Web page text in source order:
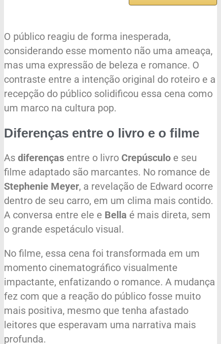
O público reagiu de forma inesperada,
considerando esse momento não uma ameaça,
mas uma expressão de beleza e romance. O
contraste entre a intenção original do roteiro e a
recepção do público solidificou essa cena como
um marco na cultura pop.
Diferenças entre o livro e o filme
As diferenças entre o livro Crepúsculo e seu
filme adaptado são marcantes. No romance de
Stephenie Meyer, a revelação de Edward ocorre
dentro de seu carro, em um clima mais contido.
A conversa entre ele e Bella é mais direta, sem
o grande espetáculo visual.
No filme, essa cena foi transformada em um
momento cinematográfico visualmente
impactante, enfatizando o romance. A mudança
fez com que a reação do público fosse muito
mais positiva, mesmo que tenha afastado
leitores que esperavam uma narrativa mais
profunda.